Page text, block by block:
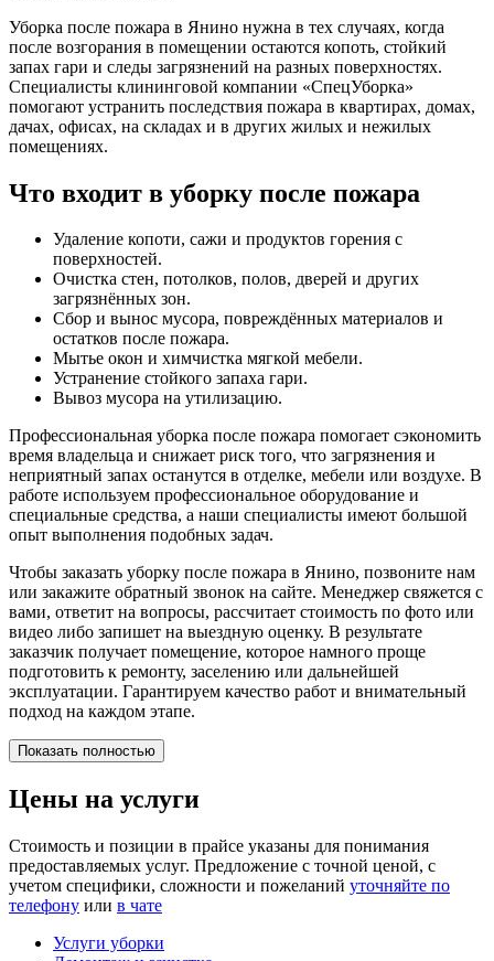
Уборка после пожара в Янино нужна в тех случаях, когда
после возгорания в помещении остаются копоть, стойкий
запах гари и следы загрязнений на разных поверхностях.
Специалисты клининговой компании «СпецУборка»
помогают устранить последствия пожара в квартирах, домах,
дачах, офисах, на складах и в других жилых и нежилых
помещениях.
Что входит в уборку после пожара
Удаление копоти, сажи и продуктов горения с
поверхностей.
Очистка стен, потолков, полов, дверей и других
загрязнённых зон.
Сбор и вынос мусора, повреждённых материалов и
остатков после пожара.
Мытье окон и химчистка мягкой мебели.
Устранение стойкого запаха гари.
Вывоз мусора на утилизацию.
Профессиональная уборка после пожара помогает сэкономить
время владельца и снижает риск того, что загрязнения и
неприятный запах останутся в отделке, мебели или воздухе. В
работе используем профессиональное оборудование и
специальные средства, а наши специалисты имеют большой
опыт выполнения подобных задач.
Чтобы заказать уборку после пожара в Янино, позвоните нам
или закажите обратный звонок на сайте. Менеджер свяжется с
вами, ответит на вопросы, рассчитает стоимость по фото или
видео либо запишет на выездную оценку. В результате
заказчик получает помещение, которое намного проще
подготовить к ремонту, заселению или дальнейшей
эксплуатации. Гарантируем качество работ и внимательный
подход на каждом этапе.
Показать полностью
Цены на услуги
Стоимость и позиции в прайсе указаны для понимания
предоставляемых услуг. Предложение с точной ценой, с
учетом специфики, сложности и пожеланий уточняйте по
телефону или в чате
Услуги уборки